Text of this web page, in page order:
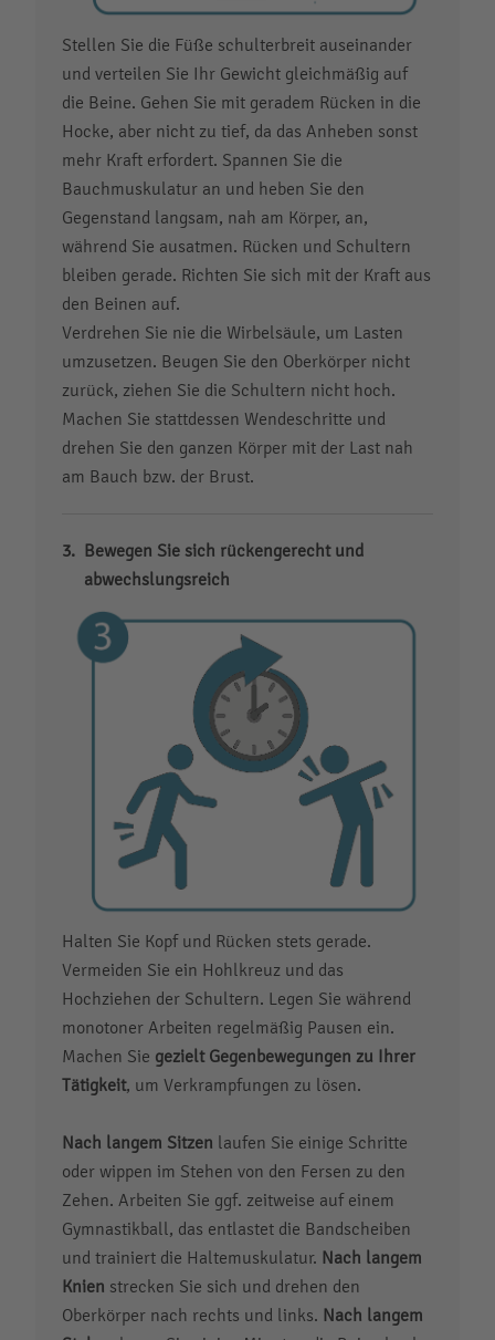
Stellen Sie die Füße schulterbreit auseinander
und verteilen Sie Ihr Gewicht gleichmäßig auf
die Beine. Gehen Sie mit geradem Rücken in die
Hocke, aber nicht zu tief, da das Anheben sonst
mehr Kraft erfordert. Spannen Sie die
Bauchmuskulatur an und heben Sie den
Gegenstand langsam, nah am Körper, an,
während Sie ausatmen. Rücken und Schultern
bleiben gerade. Richten Sie sich mit der Kraft aus
den Beinen auf.
Verdrehen Sie nie die Wirbelsäule, um Lasten
umzusetzen. Beugen Sie den Oberkörper nicht
zurück, ziehen Sie die Schultern nicht hoch.
Machen Sie stattdessen Wendeschritte und
drehen Sie den ganzen Körper mit der Last nah
am Bauch bzw. der Brust.
Bewegen Sie sich rückengerecht und
abwechslungsreich
Halten Sie Kopf und Rücken stets gerade.
Vermeiden Sie ein Hohlkreuz und das
Hochziehen der Schultern. Legen Sie während
monotoner Arbeiten regelmäßig Pausen ein.
Machen Sie gezielt Gegenbewegungen zu Ihrer
Tätigkeit, um Verkrampfungen zu lösen.
Nach langem Sitzen laufen Sie einige Schritte
oder wippen im Stehen von den Fersen zu den
Zehen. Arbeiten Sie ggf. zeitweise auf einem
Gymnastikball, das entlastet die Bandscheiben
und trainiert die Haltemuskulatur. Nach langem
Knien strecken Sie sich und drehen den
Oberkörper nach rechts und links. Nach langem